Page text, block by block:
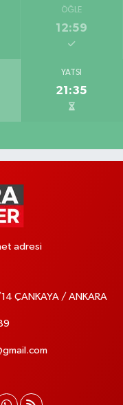
ÖĞLE
12:59
YATSI
21:35
adresi
14 ÇANKAYA / ANKARA